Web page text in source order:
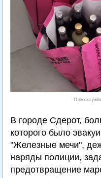
Пресс-
В городе Сдерот,
которого было
"Железные мечи",
наряды полиции,
предотвращение